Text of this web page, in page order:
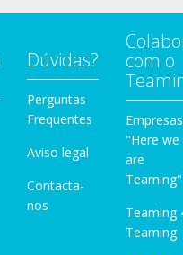
Dúvidas?
Perguntas
Frequentes
Aviso legal
Contacta-
nos
com o
Empresas
"Here we
are
Teaming"
Teaming
Teaming